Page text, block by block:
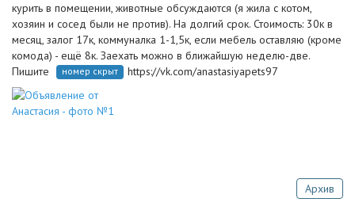
курить в помещении, животные обсуждаются (я жила с котом,
хозяин и сосед были не против). На долгий срок. Стоимость: 30к в
месяц, залог 17к, коммуналка 1-1,5к, если мебель оставляю (кроме
комода) - ещё 8к. Заехать можно в ближайшую неделю-две.
Пишите
номер скрыт https://vk.com/anastasiyapets97
Архив